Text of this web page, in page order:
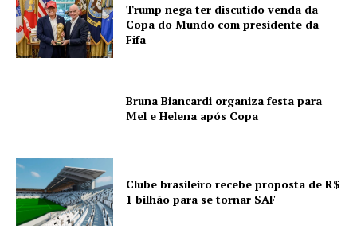
Trump nega ter discutido venda da
Copa do Mundo com presidente da
Fifa
Bruna Biancardi organiza festa para
Mel e Helena após Copa
Clube brasileiro recebe proposta de R$
1 bilhão para se tornar SAF